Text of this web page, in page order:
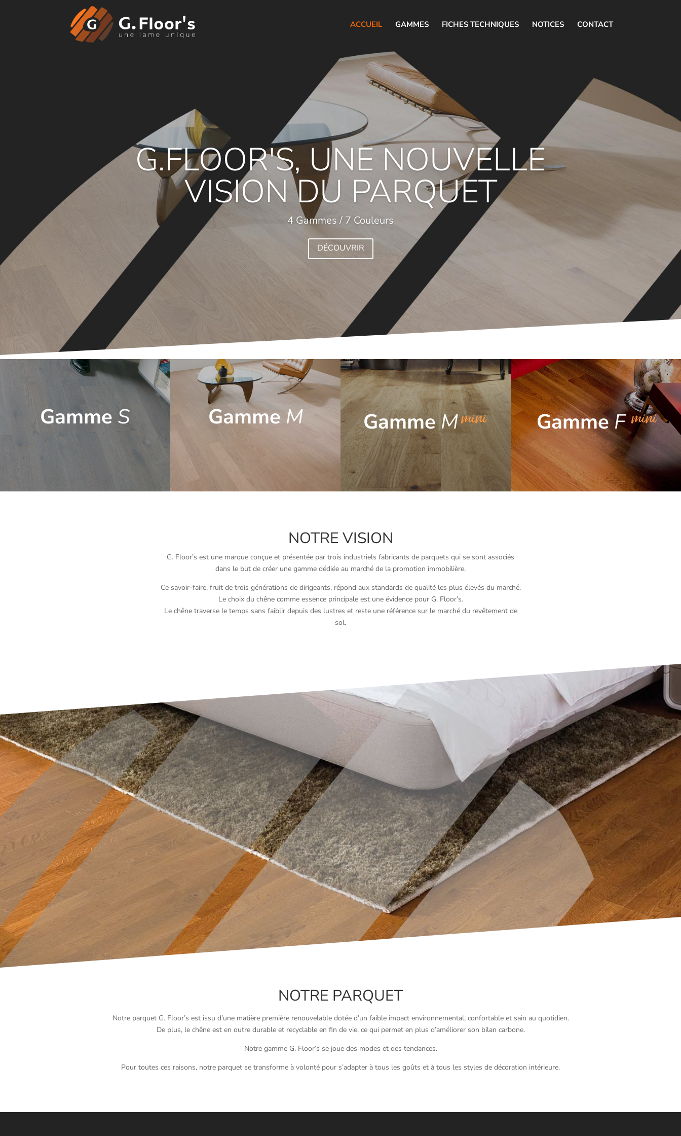
ACCUEIL GAMMES FICHES TECHNIQUES NOTICES CONTACT
G.FLOOR'S, UNE NOUVELLE
VISION DU PARQUET
4 Gammes / 7 Couleurs
DÉCOUVRIR
Gamme S
Parquet massif
Gamme M GammeMmini
Parquet contrecollé monolame
Gamme F mini
Parquet contrecollé 2 frises
NOTRE VISION
G. Floor’s est une marque conçue et présentée par trois industriels fabricants de parquets qui se sont associés
dans le but de créer une gamme dédiée au marché de la promotion immobilière.
Ce savoir-faire, fruit de trois générations de dirigeants, répond aux standards de qualité les plus élevés du marché.
Le choix du chêne comme essence principale est une évidence pour G. Floor’s.
Le chêne traverse le temps sans faiblir depuis des lustres et reste une référence sur le marché du revêtement de
sol.
NOTRE PARQUET
Notre parquet G. Floor’s est issu d’une matière première renouvelable dotée d’un faible impact environnemental, confortable et sain au quotidien.
De plus, le chêne est en outre durable et recyclable en fin de vie, ce qui permet en plus d’améliorer son bilan carbone.
Notre gamme G. Floor’s se joue des modes et des tendances.
Pour toutes ces raisons, notre parquet se transforme à volonté pour s’adapter à tous les goûts et à tous les styles de décoration intérieure.